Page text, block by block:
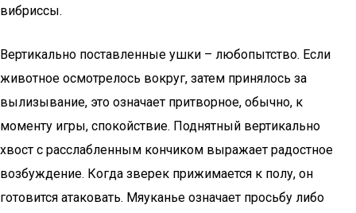
вибриссы.
Вертикально поставленные ушки – любопытство. Если
животное осмотрелось вокруг, затем принялось за
вылизывание, это означает притворное, обычно, к
моменту игры, спокойствие. Поднятный вертикально
хвост с расслабленным кончиком выражает радостное
возбуждение. Когда зверек прижимается к полу, он
готовится атаковать. Мяуканье означает просьбу либо